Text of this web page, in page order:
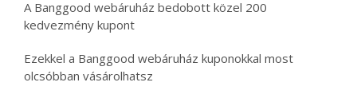
A Banggood webáruház bedobott közel 200
kedvezmény kupont
Ezekkel a Banggood webáruház kuponokkal most
olcsóbban vásárolhatsz